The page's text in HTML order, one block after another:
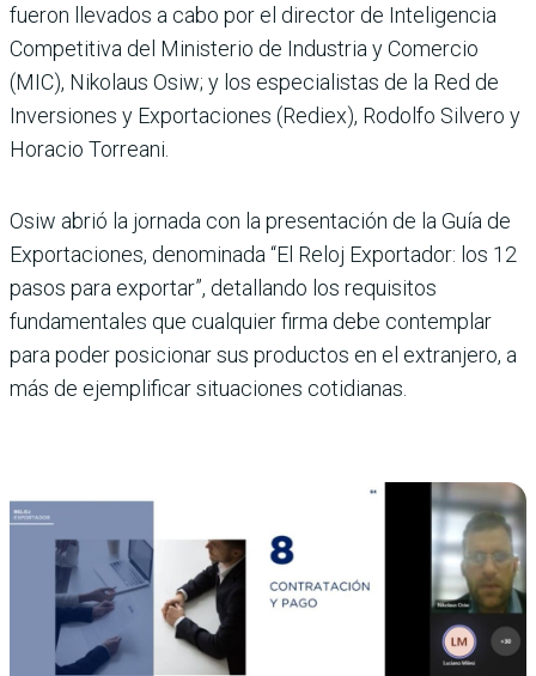
fueron llevados a cabo por el director de Inteligencia
Competitiva del Ministerio de Industria y Comercio
(MIC), Nikolaus Osiw; y los especialistas de la Red de
Inversiones y Exportaciones (Rediex), Rodolfo Silvero y
Horacio Torreani.
Osiw abrió la jornada con la presentación de la Guía de
Exportaciones, denominada “El Reloj Exportador: los 12
pasos para exportar”, detallando los requisitos
fundamentales que cualquier firma debe contemplar
para poder posicionar sus productos en el extranjero, a
más de ejemplificar situaciones cotidianas.